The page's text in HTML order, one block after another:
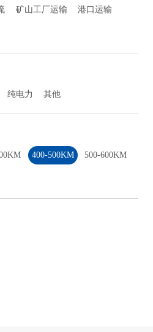
矿山工厂运输 港口运输
纯电力 其他
400-500KM 500-600KM